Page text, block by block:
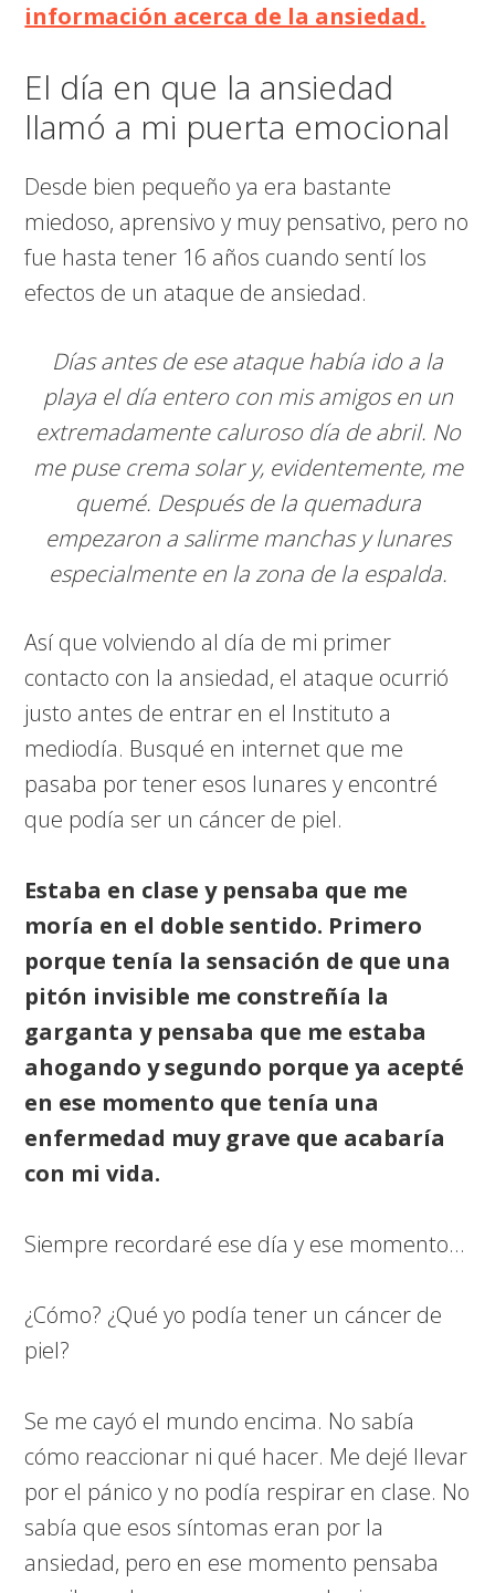
información acerca de la ansiedad.
El día en que la ansiedad
llamó a mi puerta emocional
Desde bien pequeño ya era bastante
miedoso, aprensivo y muy pensativo, pero no
fue hasta tener 16 años cuando sentí los
efectos de un ataque de ansiedad.
Días antes de ese ataque había ido a la
playa el día entero con mis amigos en un
extremadamente caluroso día de abril. No
me puse crema solar y, evidentemente, me
quemé. Después de la quemadura
empezaron a salirme manchas y lunares
especialmente en la zona de la espalda.
Así que volviendo al día de mi primer
contacto con la ansiedad, el ataque ocurrió
justo antes de entrar en el Instituto a
mediodía. Busqué en internet que me
pasaba por tener esos lunares y encontré
que podía ser un cáncer de piel.
Estaba en clase y pensaba que me
moría en el doble sentido. Primero
porque tenía la sensación de que una
pitón invisible me constreñía la
garganta y pensaba que me estaba
ahogando y segundo porque ya acepté
en ese momento que tenía una
enfermedad muy grave que acabaría
con mi vida.
Siempre recordaré ese día y ese momento…
¿Cómo? ¿Qué yo podía tener un cáncer de
piel?
Se me cayó el mundo encima. No sabía
cómo reaccionar ni qué hacer. Me dejé llevar
por el pánico y no podía respirar en clase. No
sabía que esos síntomas eran por la
ansiedad, pero en ese momento pensaba